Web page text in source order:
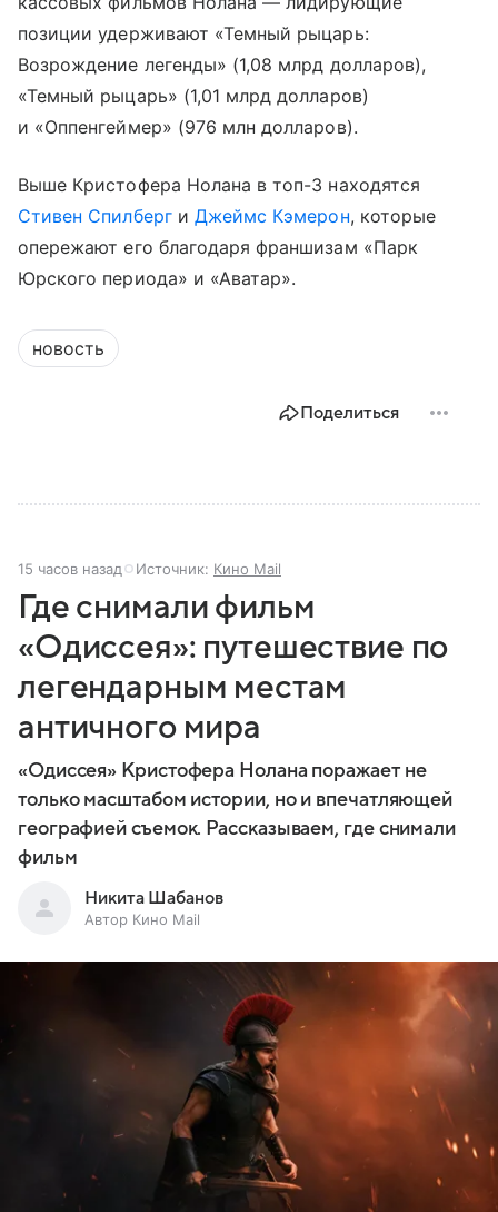
позиции удерживают «Темный рыцарь:
Возрождение легенды» (1,08 млрд долларов),
«Темный рыцарь» (1,01 млрд долларов)
и «Оппенгеймер» (976 млн долларов).
Выше Кристофера Нолана в топ-3 находятся
Стивен Спилберги Джеймс Кэмерон, которые
опережают его благодаря франшизам «Парк
Юрского периода» и «Аватар».
новость
Поделиться
15 часов назад Источник: Кино Mail
Где снимали фильм
«Одиссея»: путешествие по
легендарным местам
античного мира
«Одиссея» Кристофера Нолана поражает не
только масштабом истории, но и впечатляющей
географией съемок. Рассказываем, где снимали
фильм
Никита Шабанов
Автор Кино Mail